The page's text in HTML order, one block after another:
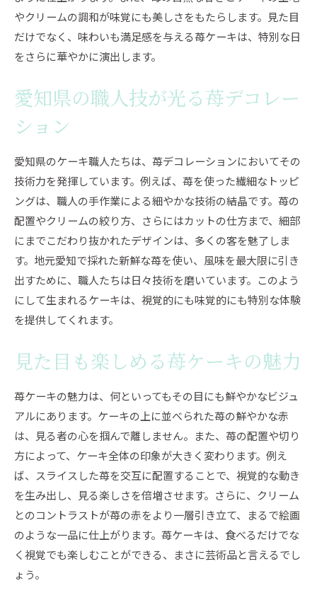
やクリームの調和が味覚にも美しさをもたらします。見た目
だけでなく、味わいも満足感を与える苺ケーキは、特別な日
をさらに華やかに演出します。
愛知県の職人技が光る苺デコレー
ション
愛知県のケーキ職人たちは、苺デコレーションにおいてその
技術力を発揮しています。例えば、苺を使った繊細なトッピ
ングは、職人の手作業による細やかな技術の結晶です。苺の
配置やクリームの絞り方、さらにはカットの仕方まで、細部
にまでこだわり抜かれたデザインは、多くの客を魅了しま
す。地元愛知で採れた新鮮な苺を使い、風味を最大限に引き
出すために、職人たちは日々技術を磨いています。このよう
にして生まれるケーキは、視覚的にも味覚的にも特別な体験
を提供してくれます。
見た目も楽しめる苺ケーキの魅力
苺ケーキの魅力は、何といってもその目にも鮮やかなビジュ
アルにあります。ケーキの上に並べられた苺の鮮やかな赤
は、見る者の心を掴んで離しません。また、苺の配置や切り
方によって、ケーキ全体の印象が大きく変わります。例え
ば、スライスした苺を交互に配置することで、視覚的な動き
を生み出し、見る楽しさを倍増させます。さらに、クリーム
とのコントラストが苺の赤をより一層引き立て、まるで絵画
のような一品に仕上がります。苺ケーキは、食べるだけでな
く視覚でも楽しむことができる、まさに芸術品と言えるでし
ょう。